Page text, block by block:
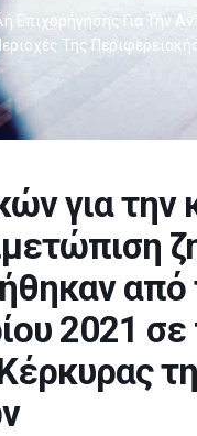
Επιχορήγησης Για
Της
για την
2021 σε